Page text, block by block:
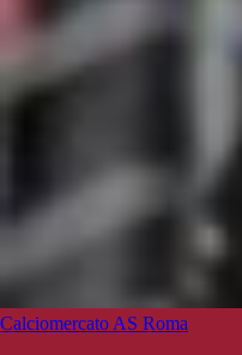
Calciomercato AS Roma